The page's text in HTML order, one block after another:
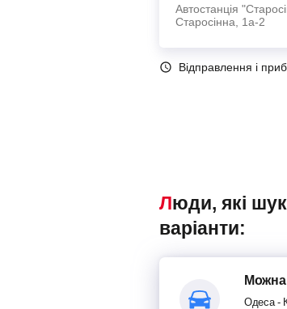
Автостанція
Старосінна, 1а-2
Відправлення і
Люди, які шукали маршрутки Одеса – Кировоград, також переглядали наступні
варіанти:
Можна
Одеса-